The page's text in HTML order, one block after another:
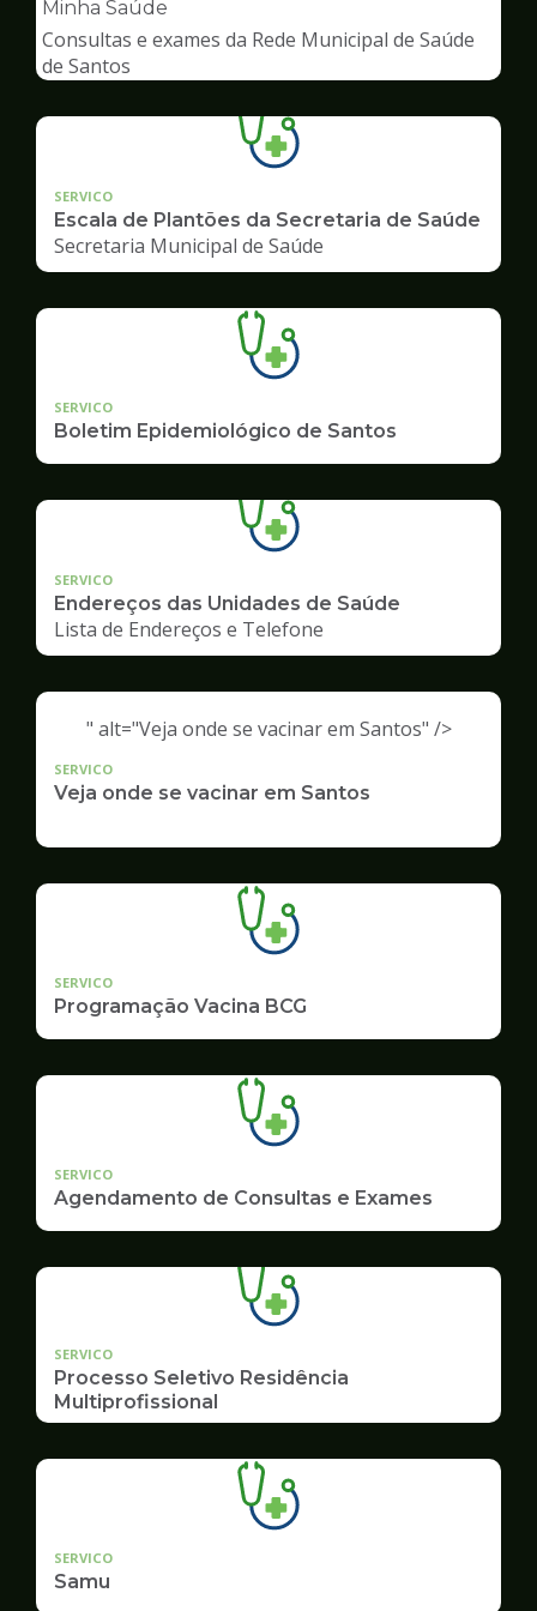
de
Saúde
Minha Saúde
Consultas e exames da Rede Municipal de Saúde
de Santos
SERVICO
Escala de Plantões da Secretaria de Saúde
Secretaria Municipal de Saúde
SERVICO
Boletim Epidemiológico de Santos
SERVICO
Endereços das Unidades de Saúde
Lista de Endereços e Telefone
" alt="Veja onde se vacinar em Santos" />
SERVICO
Veja onde se vacinar em Santos
SERVICO
Programação Vacina BCG
SERVICO
Agendamento de Consultas e Exames
SERVICO
Processo Seletivo Residência
Multiprofissional
SERVICO
Samu